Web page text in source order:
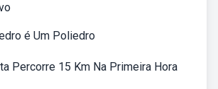
é Um Poliedro
Percorre 15 Km Na Primeira Hora